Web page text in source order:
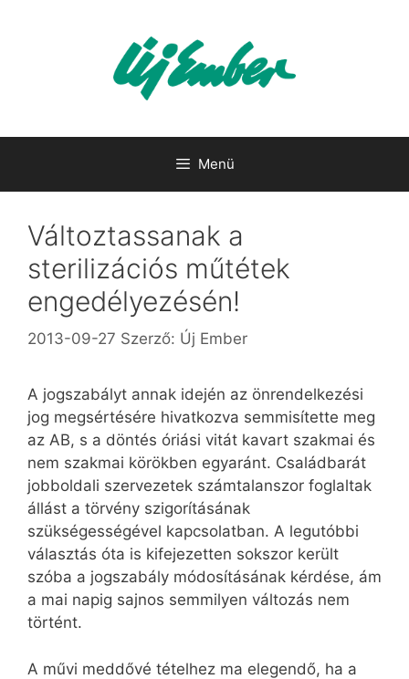
Menü
Változtassanak a
sterilizációs műtétek
engedélyezésén!
2013-09-27 Szerző: Új Ember
A jogszabályt annak idején az önrendelkezési
jog megsértésére hivatkozva semmisítette meg
az AB, s a döntés óriási vitát kavart szakmai és
nem szakmai körökben egyaránt. Családbarát
jobboldali szervezetek számtalanszor foglaltak
állást a törvény szigorításának
szükségességével kapcsolatban. A legutóbbi
választás óta is kifejezetten sokszor került
szóba a jogszabály módosításának kérdése, ám
a mai napig sajnos semmilyen változás nem
történt.
A művi meddővé tételhez ma elegendő, ha a